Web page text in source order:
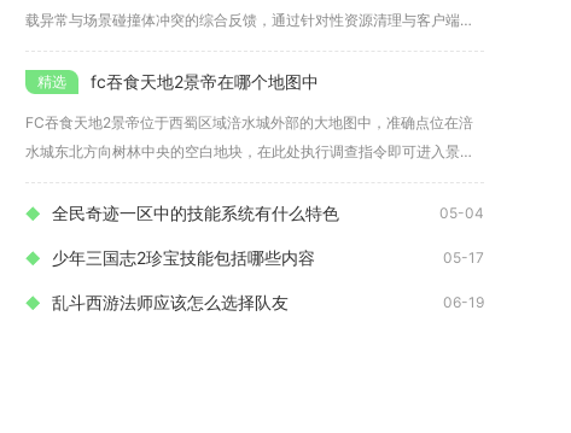
载异常与场景碰撞体冲突的综合反馈，通过针对性资源清理与客户端重
置可稳
fc吞食天地2景帝在哪个地图中
FC吞食天地2景帝位于西蜀区域涪水城外部的大地图中，准确点位在涪
水城东北方向树林中央的空白地块，在此处执行调查指令即可进入景帝
墓迷
全民奇迹一区中的技能系统有什么特色 05-04
少年三国志2珍宝技能包括哪些内容 05-17
乱斗西游法师应该怎么选择队友 06-19